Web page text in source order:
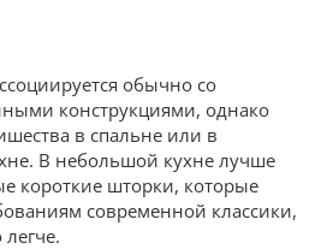
обычно со
конструкциями, однако
в спальне или в
В небольшой кухне лучше
короткие шторки, которые
современной классики,